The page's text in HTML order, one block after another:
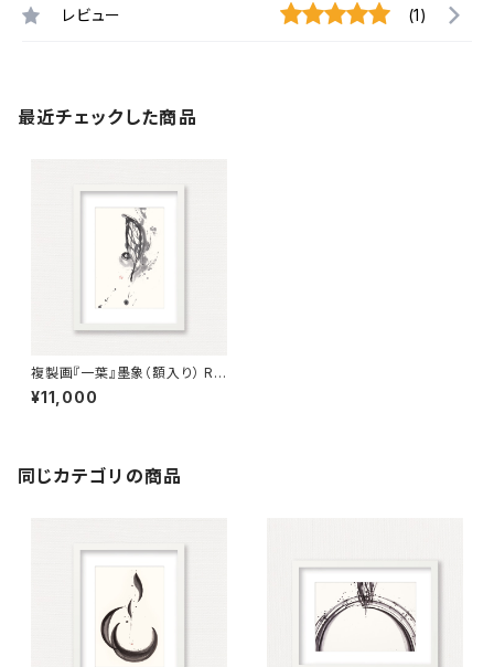
レビュー (1)
最近チェックした商品
複製画『一葉』墨象（額入り） Re
production painting「One l
eaf」（Framed）
¥11,000
同じカテゴリの商品